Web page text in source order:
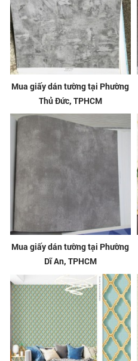
Mua giấy dán tường tại Phường
Thủ Đức, TPHCM
Mua giấy dán tường tại Phường
Dĩ An, TPHCM